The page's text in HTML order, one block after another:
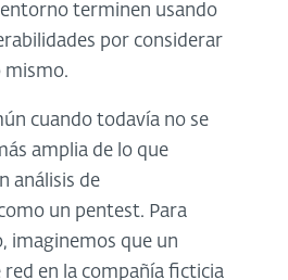
terminen usando
por considerar
mismo.
cuando todavía no se
amplia de lo que
análisis de
un pentest. Para
imaginemos que un
en la compañía ficticia